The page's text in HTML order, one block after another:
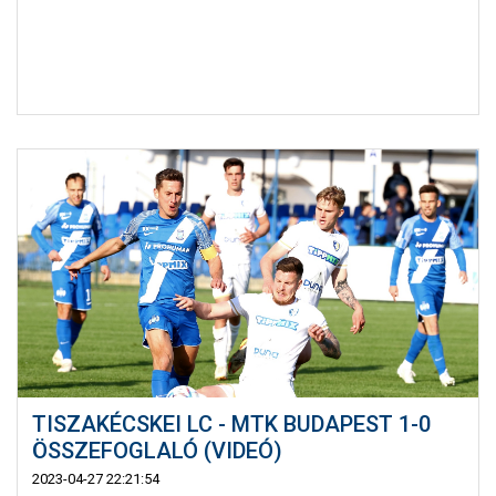
TISZAKÉCSKEI LC - MTK BUDAPEST 1-0
ÖSSZEFOGLALÓ (VIDEÓ)
2023-04-27 22:21:54